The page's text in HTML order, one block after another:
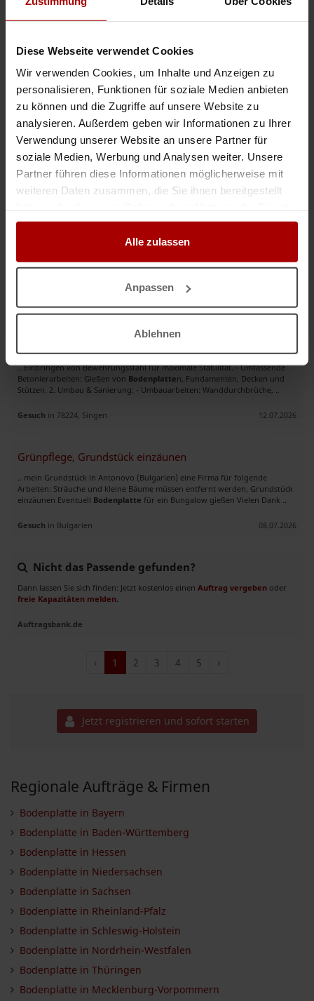
Diese Webseite verwendet Cookies
Wir verwenden Cookies, um Inhalte und Anzeigen zu
personalisieren, Funktionen für soziale Medien anbieten
zu können und die Zugriffe auf unsere Website zu
analysieren. Außerdem geben wir Informationen zu Ihrer
Verwendung unserer Website an unsere Partner für
soziale Medien, Werbung und Analysen weiter. Unsere
Partner führen diese Informationen möglicherweise mit
weiteren Daten zusammen, die Sie ihnen bereitgestellt
gesammelt haben.
Alle zulassen
Anpassen
Ablehnen
.. erk, Betonsteine, Verblendmauerwerk, Innen- und Außenmauerwerk,
Schalungsunterstützung, Fundamente, Bodenplatten und allgemeine
Rohbauarbeiten. Unsere Kandidaten haben Erfahrung auf Baustellen in
Deutschland, Ö ..
Erfahrene Mitarbeiter/Kolonnen für Betonbau & Stahlbetonbau verfügbar
.. e Arbeitskräfte für Schalung, Bewehrung, Betonieren, Eisenflechten,
Bauwerksinstandsetzung, Sanierung und allgemeine Rohbauarbeiten.
Gesuchin 22049, Hamburg 13.07.2026
.. Einbringen von Bewehrungsstahl für maximale Stabilität. - Umfassende
Betonierarbeiten: Gießen von Bodenplatten, Fundamenten, Decken und
Stützen. 2. Umbau & Sanierung: - Umbauarbeiten: Wanddurchbrüche, ..
Gesuch in 78224, Singen 12.07.2026
Grünpflege, Grundstück einzäunen
.. mein Grundstück in Antonovo (Bulgarien) eine Firma für folgende
Arbeiten: Sträuche und kleine Bäume müssen entfernt werden, Grundstück
einzäunen Eventuell Bodenplatte für ein Bungalow gießen Vielen Dank ..
Gesuch in Bulgarien 08.07.2026
Nicht das Passende gefunden?
Dann lassen Sie sich finden: Jetzt kostenlos einen Auftrag vergeben oder
freie Kapazitäten melden.
Auftragsbank.de
‹ 1 2 3 4 5 ›
Jetzt registrieren und sofort starten
Regionale Aufträge & Firmen
Bodenplatte in Bayern
Bodenplatte in Baden-Württemberg
Bodenplatte in Hessen
Bodenplatte in Niedersachsen
Bodenplatte in Sachsen
Bodenplatte in Rheinland-Pfalz
Bodenplatte in Schleswig-Holstein
Bodenplatte in Nordrhein-Westfalen
Bodenplatte in Thüringen
Bodenplatte in Mecklenburg-Vorpommern